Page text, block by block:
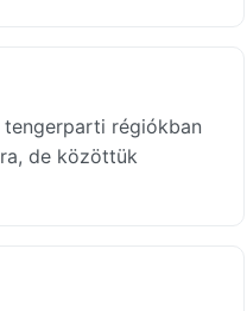
régiókban
de közöttük